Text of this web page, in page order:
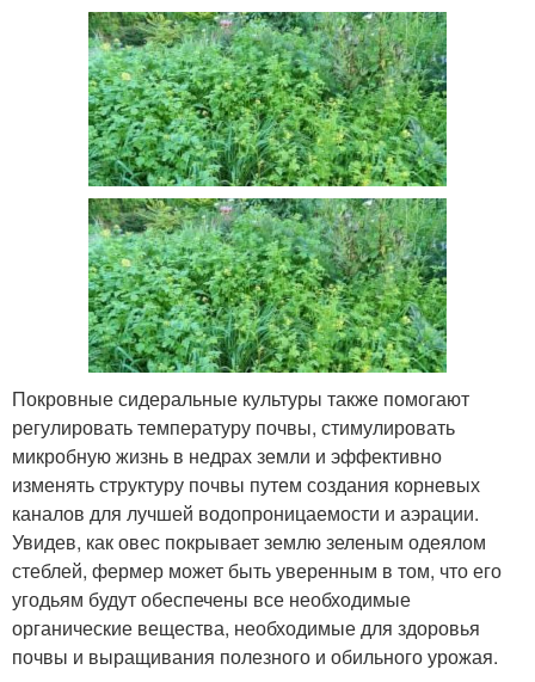
Покровные сидеральные культуры также помогают
регулировать температуру почвы, стимулировать
микробную жизнь в недрах земли и эффективно
изменять структуру почвы путем создания корневых
каналов для лучшей водопроницаемости и аэрации.
Увидев, как овес покрывает землю зеленым одеялом
стеблей, фермер может быть уверенным в том, что его
угодьям будут обеспечены все необходимые
органические вещества, необходимые для здоровья
почвы и выращивания полезного и обильного урожая.